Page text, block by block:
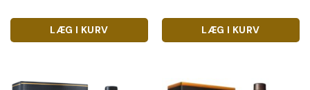
LÆG I KURV LÆG I KURV